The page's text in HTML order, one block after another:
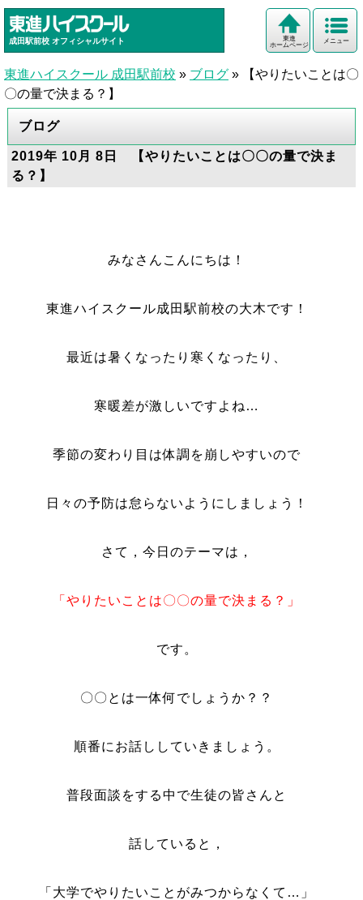
成田駅前校 オフィシャルサイト メニュー
東進
ホームページ
東進ハイスクール 成田駅前校 » ブログ »
【やりたいことは〇
〇の量で決まる？】
ブログ
2019年 10月 8日 【やりたいことは〇〇の量で決ま
る？】
みなさんこんにちは！
東進ハイスクール成田駅前校の大木です！
最近は暑くなったり寒くなったり、
寒暖差が激しいですよね…
季節の変わり目は体調を崩しやすいので
日々の予防は怠らないようにしましょう！
さて，今日のテーマは，
「やりたいことは〇〇の量で決まる？」
です。
〇〇とは一体何でしょうか？？
順番にお話ししていきましょう。
普段面談をする中で生徒の皆さんと
話していると，
「大学でやりたいことがみつからなくて…」